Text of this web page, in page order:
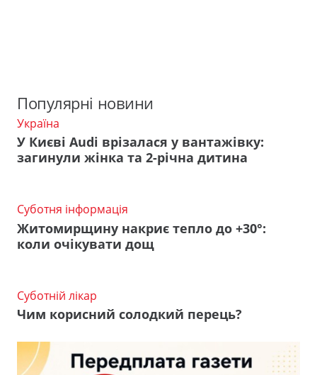
Популярні новини
Україна
У Києві Audi врізалася у вантажівку:
загинули жінка та 2-річна дитина
Суботня інформація
Житомирщину накриє тепло до +30°:
коли очікувати дощ
Суботній лікар
Чим корисний солодкий перець?